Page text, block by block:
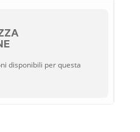
disponibili per questa